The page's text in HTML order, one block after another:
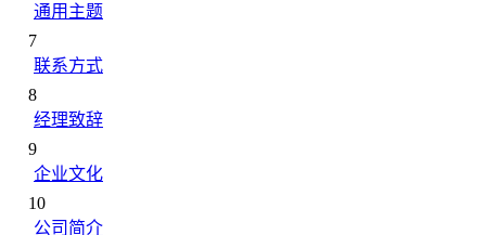
通用主题
7
联系方式
8
经理致辞
9
企业文化
10
公司简介